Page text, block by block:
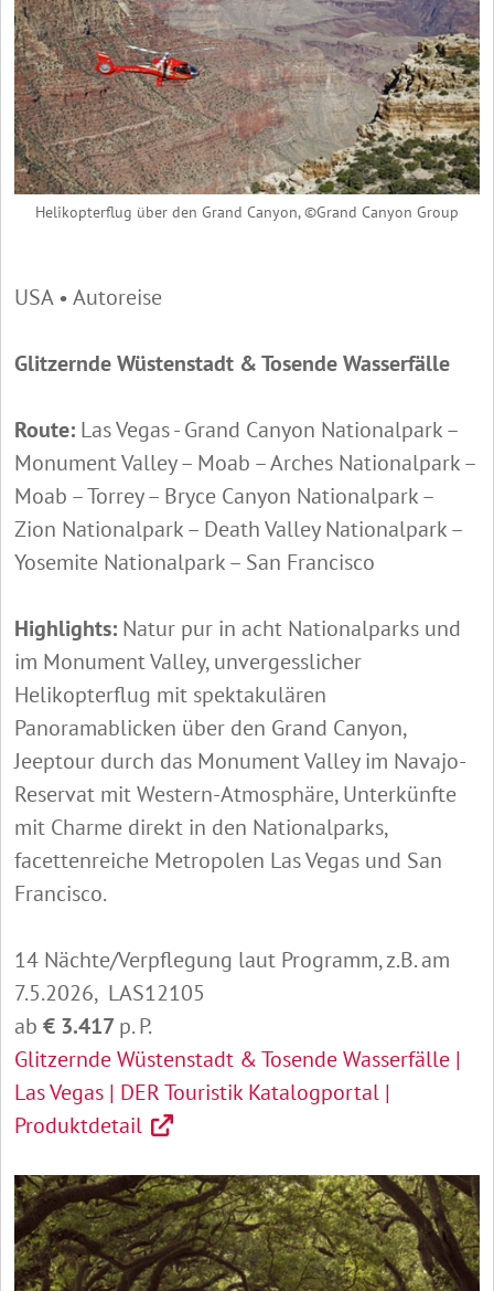
Helikopterflug über den Grand Canyon, ©Grand Canyon Group
USA • Autoreise
Glitzernde Wüstenstadt & Tosende Wasserfälle
Route: Las Vegas - Grand Canyon Nationalpark –
Monument Valley – Moab – Arches Nationalpark –
Moab – Torrey – Bryce Canyon Nationalpark –
Zion Nationalpark – Death Valley Nationalpark –
Yosemite Nationalpark – San Francisco
Highlights: Natur pur in acht Nationalparks und
im Monument Valley, unvergesslicher
Helikopterflug mit spektakulären
Panoramablicken über den Grand Canyon,
Jeeptour durch das Monument Valley im Navajo-
Reservat mit Western-Atmosphäre, Unterkünfte
mit Charme direkt in den Nationalparks,
facettenreiche Metropolen Las Vegas und San
Francisco.
14 Nächte/Verpflegung laut Programm, z.B. am
7.5.2026, LAS12105
ab € 3.417p. P.
Glitzernde Wüstenstadt & Tosende Wasserfälle |
Las Vegas | DER Touristik Katalogportal |
Produktdetail